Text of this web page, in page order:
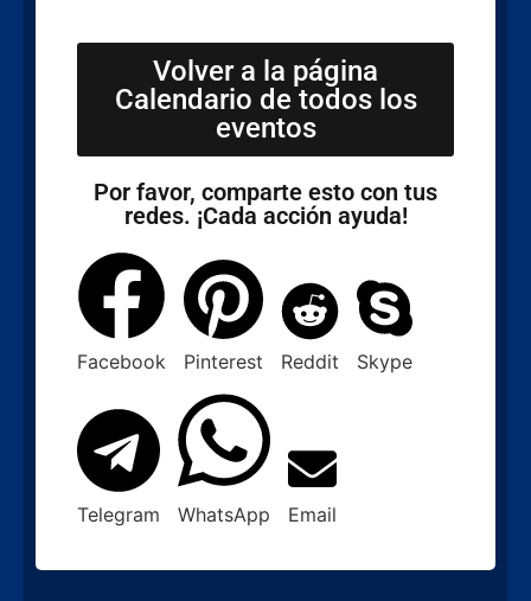
Volver a la página
Calendario de todos los
eventos
Por favor, comparte esto con tus
redes. ¡Cada acción ayuda!
Facebook Pinterest Reddit Skype
Telegram WhatsApp Email